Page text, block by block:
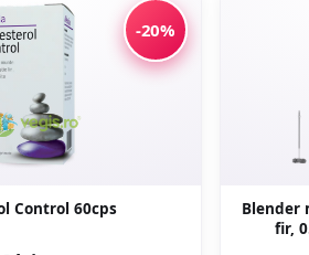
-20%
Control 60cps
Blender
fir,